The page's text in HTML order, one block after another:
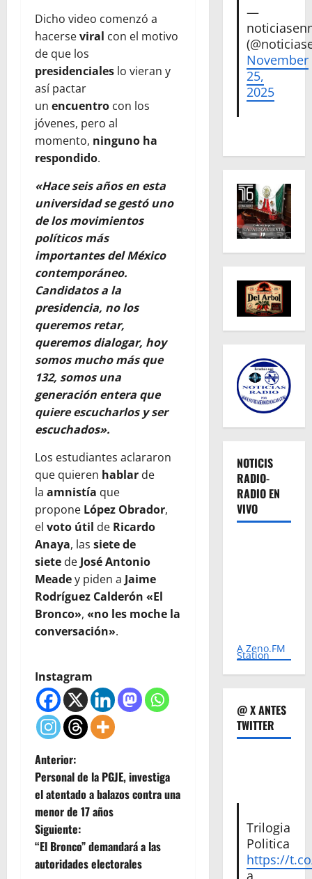
Dicho video comenzó a
hacerseviral con el motivo
de que los
presidenciales lo vieran y
así pactar
un encuentro con los
jóvenes, pero al
momento, ninguno ha
respondido.
«Hace seis años en esta
universidad se gestó uno
de los movimientos
políticos más
importantes del México
contemporáneo.
Candidatos a la
presidencia, no los
queremos retar,
queremos dialogar, hoy
somos mucho más que
132, somos una
generación entera que
quiere escucharlos y ser
escuchados».
Los estudiantes aclararon
que quieren hablar de
la amnistía que
propone López Obrador,
el voto útil de Ricardo
Anaya, las siete de
siete de José Antonio
Meadey piden a Jaime
Rodríguez Calderón «El
Bronco», «no les moche la
conversación».
Instagram
N
a
v
e
Anterior:
Personal de la PGJE, investiga
el atentado a balazos contra una
menor de 17 años
Siguiente:
“El Bronco” demandará a las
autoridades electorales
—
November
25,
2025
NOTICIS
RADIO-
RADIO EN
VIVO
A Zeno.FM
Station
@ X ANTES
TWITTER
Trilogia
Politica
https://